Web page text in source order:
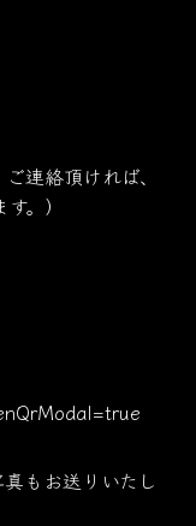
連絡頂ければ、
す。）
もお送りいたし